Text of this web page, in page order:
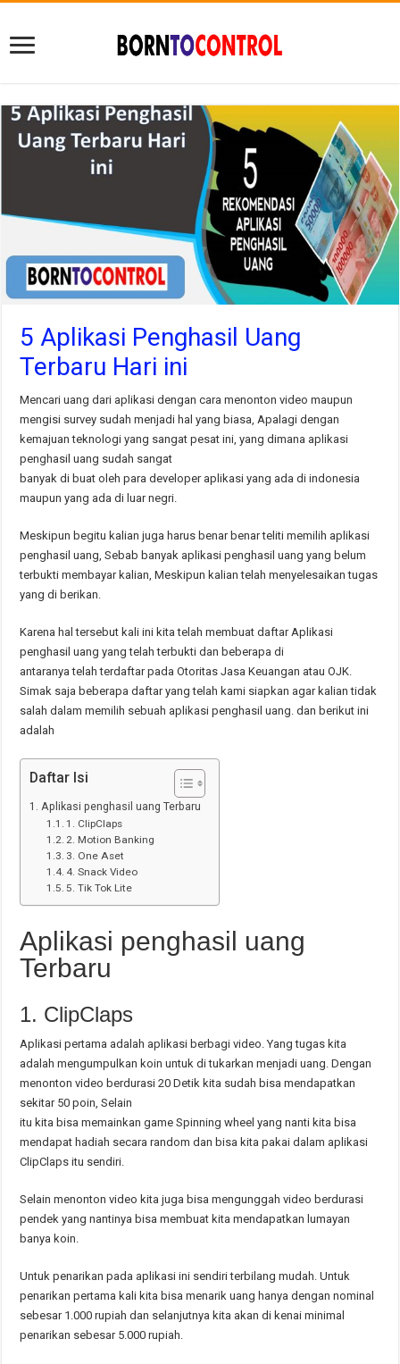
5 Aplikasi Penghasil Uang
Terbaru Hari ini
Mencari uang dari aplikasi dengan cara menonton video maupun
mengisi survey sudah menjadi hal yang biasa, Apalagi dengan
kemajuan teknologi yang sangat pesat ini, yang dimana aplikasi
penghasil uang sudah sangat
banyak di buat oleh para developer aplikasi yang ada di indonesia
maupun yang ada di luar negri.
Meskipun begitu kalian juga harus benar benar teliti memilih aplikasi
penghasil uang, Sebab banyak aplikasi penghasil uang yang belum
terbukti membayar kalian, Meskipun kalian telah menyelesaikan tugas
yang di berikan.
Karena hal tersebut kali ini kita telah membuat daftar Aplikasi
penghasil uang yang telah terbukti dan beberapa di
antaranya telah terdaftar pada Otoritas Jasa Keuangan atau OJK.
Simak saja beberapa daftar yang telah kami siapkan agar kalian tidak
salah dalam memilih sebuah aplikasi penghasil uang. dan berikut ini
adalah
Daftar Isi
Aplikasi penghasil uang Terbaru
1. ClipClaps
2. Motion Banking
3. One Aset
4. Snack Video
5. Tik Tok Lite
Aplikasi penghasil uang
Terbaru
1. ClipClaps
Aplikasi pertama adalah aplikasi berbagi video. Yang tugas kita
adalah mengumpulkan koin untuk di tukarkan menjadi uang. Dengan
menonton video berdurasi 20 Detik kita sudah bisa mendapatkan
sekitar 50 poin, Selain
itu kita bisa memainkan game Spinning wheel yang nanti kita bisa
mendapat hadiah secara random dan bisa kita pakai dalam aplikasi
ClipClaps itu sendiri.
Selain menonton video kita juga bisa mengunggah video berdurasi
pendek yang nantinya bisa membuat kita mendapatkan lumayan
banya koin.
Untuk penarikan pada aplikasi ini sendiri terbilang mudah. Untuk
penarikan pertama kali kita bisa menarik uang hanya dengan nominal
sebesar 1.000 rupiah dan selanjutnya kita akan di kenai minimal
penarikan sebesar 5.000 rupiah.